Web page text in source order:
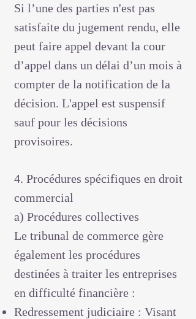
Si l’une des parties n'est pas
satisfaite du jugement rendu, elle
peut faire appel devant la cour
d’appel dans un délai d’un mois à
compter de la notification de la
décision. L'appel est suspensif
sauf pour les décisions
provisoires.
4. Procédures spécifiques en droit
commercial
a) Procédures collectives
Le tribunal de commerce gère
également les procédures
destinées à traiter les entreprises
en difficulté financière :
Redressement judiciaire : Visant